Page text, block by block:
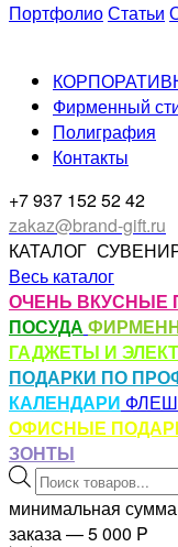
ПортфолиоСтатьи
Фирменный
Полиграфия
Контакты
+7 937 152 52 42
zakaz@brand-gift.ru
КАТАЛОГ
Весь каталог
ОЧЕНЬ ВКУСНЫЕ
ПОСУДА
ГАДЖЕТЫ И
ПОДАРКИ ПО
КАЛЕНДАРИ
ОФИСНЫЕ
ЗОНТЫ
Поиск
товаров
минимальная сумма
заказа — 5 000 P